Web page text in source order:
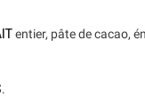
entier, pâte de cacao,
.